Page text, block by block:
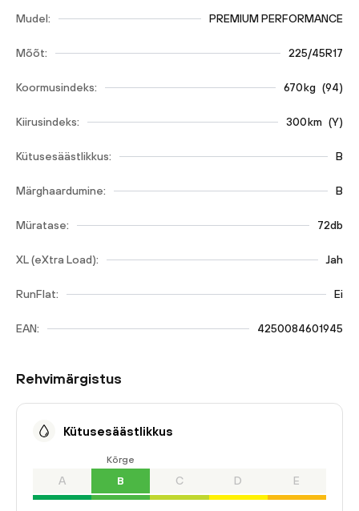
Mudel: PREMIUM PERFORMANCE
Mõõt: 225/45R17
Koormusindeks: 670kg (94)
Kiirusindeks: 300km (Y)
Kütusesäästlikkus: B
Märghaardumine: B
Müratase: 72db
XL (eXtra Load): Jah
RunFlat: Ei
EAN: 4250084601945
Rehvimärgistus
Kütusesäästlikkus
A
Kõrge
B C D E